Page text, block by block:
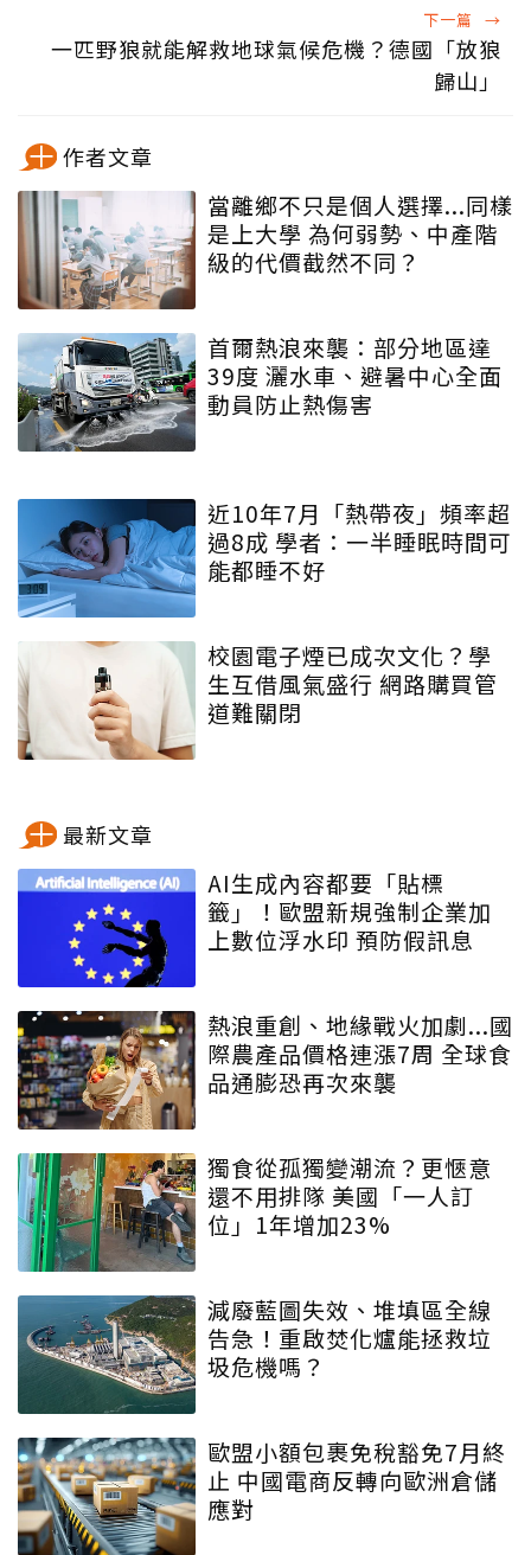
下一篇 →
一匹野狼就能解救地球氣候危機？德國「放狼
歸山」
作者文章
當離鄉不只是個人選擇...同樣
是上大學 為何弱勢、中產階
級的代價截然不同？
首爾熱浪來襲：部分地區達
39度 灑水車、避暑中心全面
動員防止熱傷害
近10年7月「熱帶夜」頻率超
過8成 學者：一半睡眠時間可
能都睡不好
校園電子煙已成次文化？學
生互借風氣盛行 網路購買管
道難關閉
最新文章
AI生成內容都要「貼標
籤」！歐盟新規強制企業加
上數位浮水印 預防假訊息
熱浪重創、地緣戰火加劇...國
際農產品價格連漲7周 全球食
品通膨恐再次來襲
獨食從孤獨變潮流？更愜意
還不用排隊 美國「一人訂
位」1年增加23%
減廢藍圖失效、堆填區全線
告急！重啟焚化爐能拯救垃
圾危機嗎？
歐盟小額包裹免稅豁免7月終
止 中國電商反轉向歐洲倉儲
應對